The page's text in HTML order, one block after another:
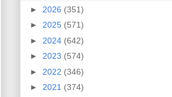
► 2026 (351)
► 2025 (571)
► 2024 (642)
► 2023 (574)
► 2022 (346)
► 2021 (374)